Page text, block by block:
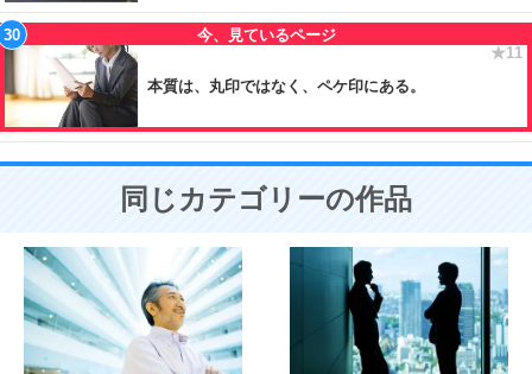
本質は、丸印ではなく、ペケ印にある。
同じカテゴリーの作品